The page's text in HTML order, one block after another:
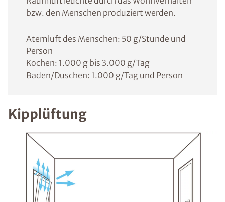
bzw. den Menschen produziert werden.
Atemluft des Menschen: 50 g/Stunde und
Person
Kochen: 1.000 g bis 3.000 g/Tag
Baden/Duschen: 1.000 g/Tag und Person
Kipplüftung